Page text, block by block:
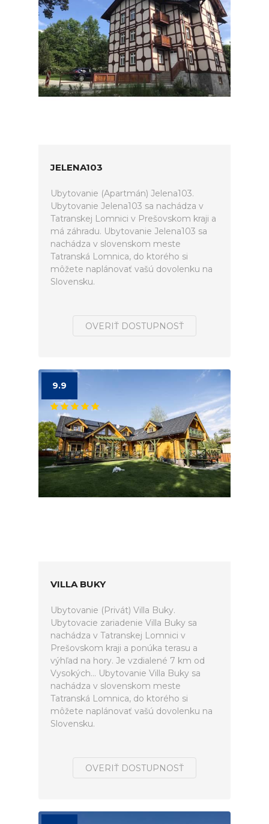
JELENA103
Ubytovanie (Apartmán) Jelena103.
Ubytovanie Jelena103 sa nachádza v
Tatranskej Lomnici v Prešovskom kraji a
má záhradu. Ubytovanie Jelena103 sa
nachádza v slovenskom meste
Tatranská Lomnica, do ktorého si
môžete naplánovať vašú dovolenku na
Slovensku.
OVERIŤ DOSTUPNOSŤ
9.9
VILLA BUKY
Ubytovanie (Privát) Villa Buky.
Ubytovacie zariadenie Villa Buky sa
nachádza v Tatranskej Lomnici v
Prešovskom kraji a ponúka terasu a
výhľad na hory. Je vzdialené 7 km od
Vysokých... Ubytovanie Villa Buky sa
nachádza v slovenskom meste
Tatranská Lomnica, do ktorého si
môžete naplánovať vašú dovolenku na
Slovensku.
OVERIŤ DOSTUPNOSŤ